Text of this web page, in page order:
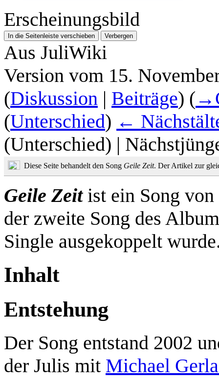
Erscheinungsbild
In die Seitenleiste verschieben Verbergen
Aus JuliWiki
Version vom 15.
(Diskussion | Beiträge) ( →
(Unterschied) ←
(Unterschied) |
Diese Seite behandelt den Song Geile Zeit. Der Artikel zur
Geile Zeitist ein Song von
der zweite Song des
Single ausgekoppelt
Inhalt
Entstehung
Der Song entstand 2002
der Julis mit Michael